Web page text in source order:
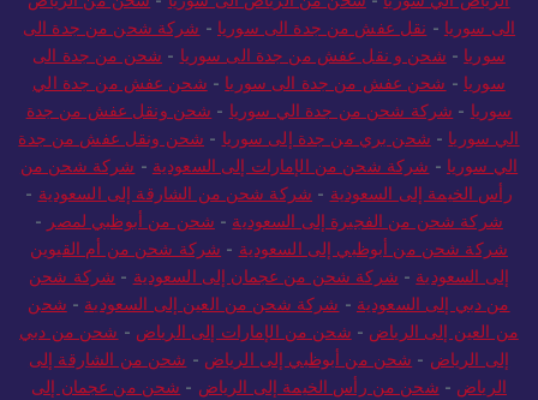
الى سوريا - نقل عفش من جدة الى سوريا - شركة شحن من جدة الى
سوريا - شحن و نقل عفش من جدة الى سوريا - شحن من جدة الى
سوريا - شحن عفش من جدة الى سوريا - شحن عفش من جدة الي
سوريا - شركة شحن من جدة الي سوريا - شحن ونقل عفش من جدة
الي سوريا - شحن بري من جدة إلى سوريا - شحن ونقل عفش من جدة
الي سوريا - شركة شحن من الإمارات إلى السعودية - شركة شحن من
رأس الخيمة إلى السعودية - شركة شحن من الشارقة إلى السعودية -
شركة شحن من الفجيرة إلى السعودية - شحن من أبوظبي لمصر -
شركة شحن من أبوظبي إلى السعودية - شركة شحن من أم القيوين
إلى السعودية - شركة شحن من عجمان إلى السعودية - شركة شحن
من دبي إلى السعودية - شركة شحن من العين إلى السعودية - شحن
من العين إلى الرياض - شحن من الإمارات إلى الرياض - شحن من دبي
إلى الرياض - شحن من أبوظبي إلى الرياض - شحن من الشارقة إلى
الرياض - شحن من رأس الخيمة إلى الرياض - شحن من عجمان إلى